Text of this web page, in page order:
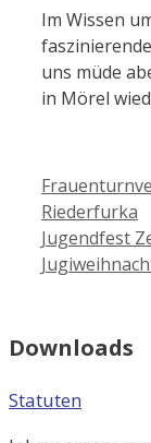
Im Wissen
uns müde
in Mörel
Kategorien
Riederfurka
Beitrags-
Navigation
Jugendfest
Downloads
Statuten